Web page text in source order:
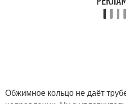
Обжимное кольцо не даёт